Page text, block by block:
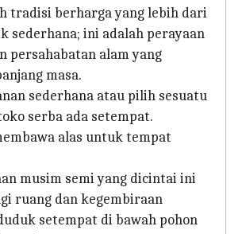
tradisi berharga yang lebih dari
sederhana; ini adalah perayaan
persahabatan alam yang
masa.
sederhana atau pilih sesuatu
serba ada setempat.
alas untuk tempat
musim semi yang dicintai ini
ruang dan kegembiraan
setempat di bawah pohon